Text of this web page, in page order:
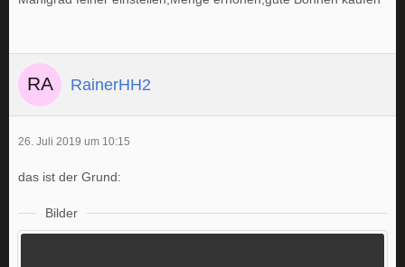
RainerHH2
26. Juli 2019 um 10:15
das ist der Grund:
Bilder